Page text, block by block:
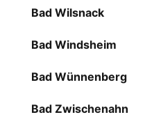
Bad Wilsnack
Bad Windsheim
Bad Wünnenberg
Bad Zwischenahn